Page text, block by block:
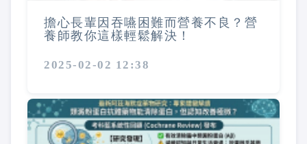
擔心長輩因吞嚥困難而營養不良？營
養師教你這樣輕鬆解決！
2025-02-02 12:38